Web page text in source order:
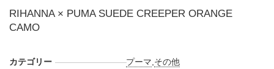
RIHANNA × PUMA SUEDE CREEPER ORANGE
CAMO
カテゴリー プーマ その他